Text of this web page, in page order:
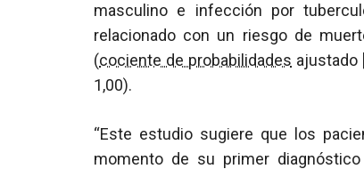
masculino e infección por
relacionado con un riesgo de
(cociente de probabilidades ajustado
1,00).
“Este estudio sugiere que los
momento de su primer